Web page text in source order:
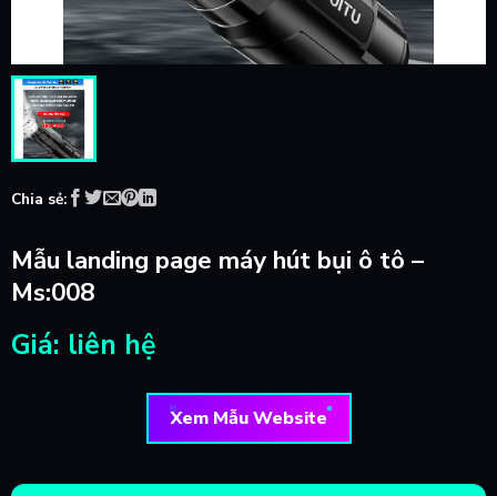
Chia sẻ:
Mẫu landing page máy hút bụi ô tô –
Ms:008
Giá: liên hệ
Xem Mẫu Website